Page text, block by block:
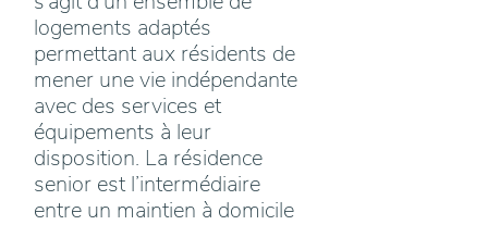
logements adaptés
permettant aux résidents de
mener une vie indépendante
avec des services et
équipements à leur
disposition. La résidence
senior est l’intermédiaire
entre un maintien à domicile